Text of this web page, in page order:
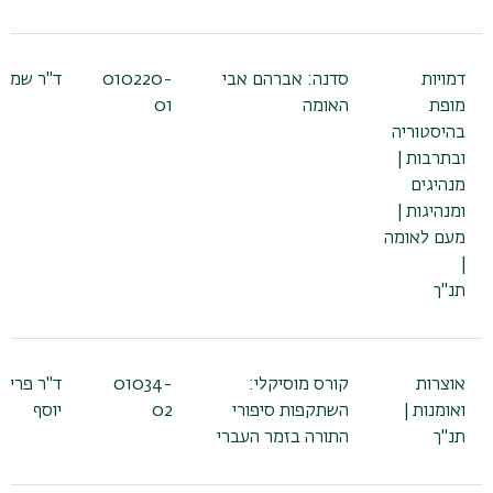
דמויות
מופת
בהיסטוריה
ובתרבות |
מנהיגים
ומנהיגות |
מעם לאומה
תנ"ך
סדנה: אברהם אבי
האומה
010220-
01
ד"ר
אוצרות
ואומנות |
תנ"ך
קורס מוסיקלי:
השתקפות סיפורי
התורה בזמר העברי
01034-
02
ד"ר
יוסף